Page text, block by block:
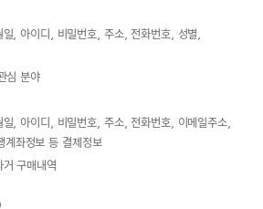
, 아이디, 비밀번호, 주소, 전화번호, 성별,
심 분야
, 아이디, 비밀번호, 주소, 전화번호, 이메일주소,
계좌정보 등 결제정보
구매내역